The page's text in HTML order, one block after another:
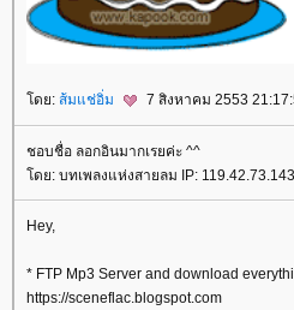
ดย: ส้มแช่อิ่ม 7 สิงหาคม 2553
ชอบชื่อ ลอกอินมากเรยค่ะ ^^
ดย: บทเพลงแห่งสายลม IP:
Hey,
* FTP Mp3 Server and download
https://sceneflac.blogspot.com